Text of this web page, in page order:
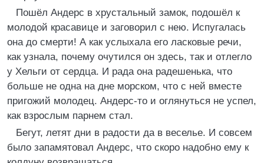
Пошёл Андерс в хрустальный замок, подошёл к
молодой красавице и заговорил с нею. Испугалась
она до смерти! А как услыхала его ласковые речи,
как узнала, почему очутился он здесь, так и отлегло
у Хельги от сердца. И рада она радешенька, что
больше не одна на дне морском, что с ней вместе
пригожий молодец. Андерс-то и оглянуться не успел,
как взрослым парнем стал.
Бегут, летят дни в радости да в веселье. И совсем
было запамятовал Андерс, что скоро надобно ему к